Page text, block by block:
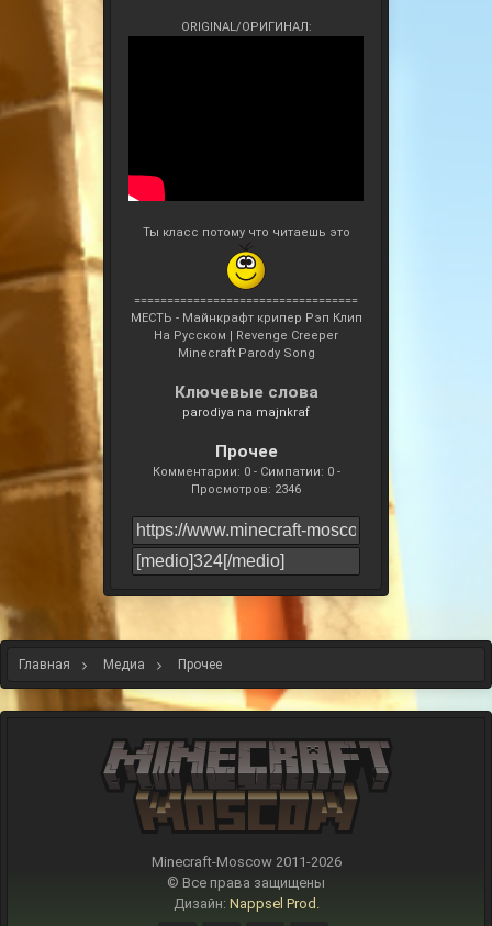
ORIGINAL/ОРИГИНАЛ:
Ты класс потому что читаешь это
==================================
МЕСТЬ - Майнкрафт крипер Рэп Клип
На Русском | Revenge Creeper
Minecraft Parody Song
Ключевые слова
parodiya na majnkraf
Прочее
Комментарии: 0 - Симпатии: 0 -
Просмотров: 2346
Главная Медиа Прочее
Minecraft-Moscow 2011-2026
© Все права защищены
Дизайн: Nappsel Prod.